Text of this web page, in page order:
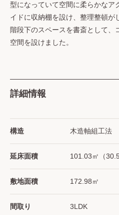
型になっていて空間に柔らかなア
イドに収納棚を設け、整理整頓が
階段下のスペースを書斎として、
空間を設けました。
詳細情報
構造 木造軸組工法
延床面積 101.03㎡（
敷地面積 172.98㎡
間取り 3LDK